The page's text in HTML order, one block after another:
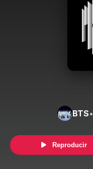
BTS•
Reproducir